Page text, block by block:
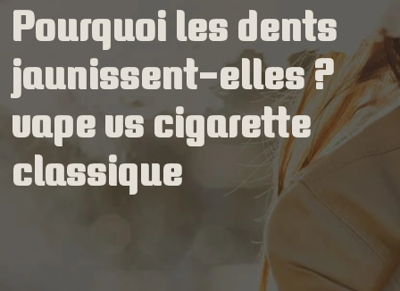
Pourquoi les dents
jaunissent-elles ?
vape vs cigarette
classique